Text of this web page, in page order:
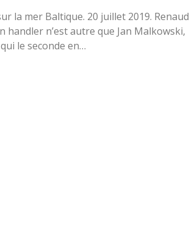
la mer Baltique. 20 juillet 2019. Renaud
handler n’est autre que Jan Malkowski,
le seconde en…